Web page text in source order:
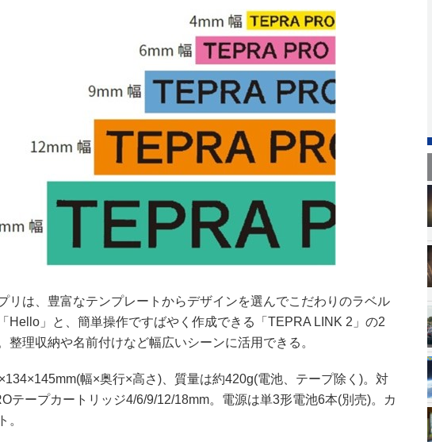
リは、豊富なテンプレートからデザインを選んでこだわりのラベル
Hello」と、簡単操作ですばやく作成できる「TEPRA LINK 2」の2
整理収納や名前付けなど幅広いシーンに活用できる。
幅×奥行×高さ)、質量は約420g(電池、テープ除く)。対
テープカートリッジ4/6/9/12/18mm。電源は単3形電池6本(別売)。カ
。